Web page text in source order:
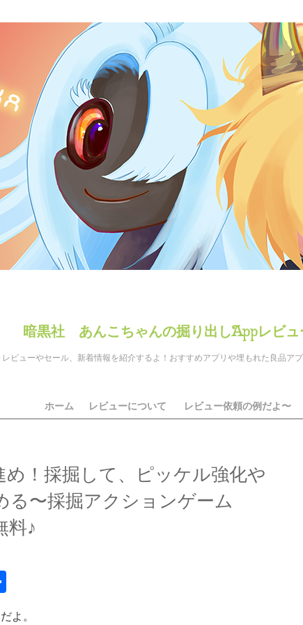
暗黒社 あんこちゃんの掘り出しAppレビュ
ビューやセール、新着情報を紹介するよ！おすすめアプリや埋もれた良品ア
ホーム レビューについて レビュー依頼の例だよ〜
！採掘して、ピッケル強化や
る〜採掘アクションゲーム
料♪
だよ。